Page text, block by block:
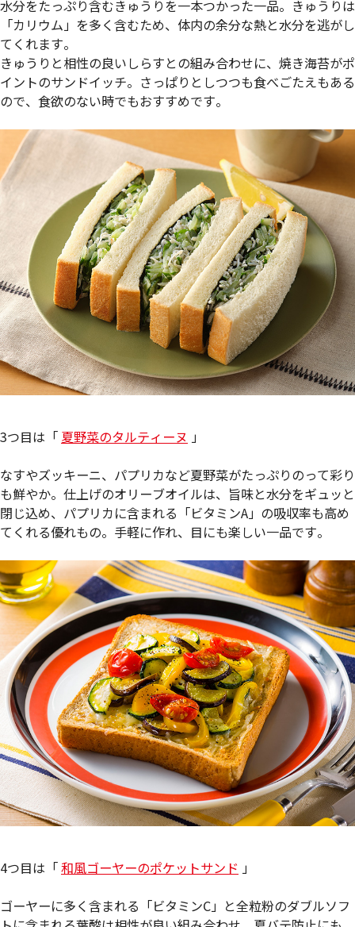
水分をたっぷり含むきゅうりを一本つかった一品。きゅうりは
「カリウム」を多く含むため、体内の余分な熱と水分を逃がし
てくれます。
きゅうりと相性の良いしらすとの組み合わせに、焼き海苔がポ
イントのサンドイッチ。さっぱりとしつつも食べごたえもある
ので、食欲のない時でもおすすめです。
3つ目は「 夏野菜のタルティーヌ 」
なすやズッキーニ、パプリカなど夏野菜がたっぷりのって彩り
も鮮やか。仕上げのオリーブオイルは、旨味と水分をギュッと
閉じ込め、パプリカに含まれる「ビタミンA」の吸収率も高め
てくれる優れもの。手軽に作れ、目にも楽しい一品です。
4つ目は「和風ゴーヤーのポケットサンド 」
ゴーヤーに多く含まれる「ビタミンC」と全粒粉のダブルソフ